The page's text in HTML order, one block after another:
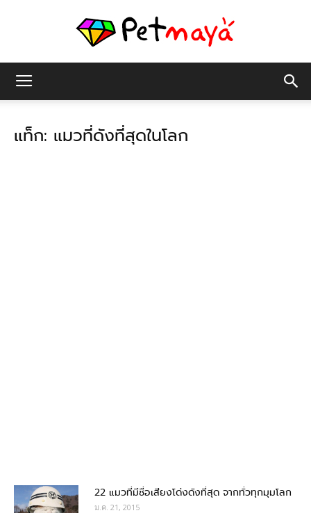
มายา
แท็ก: แมวที่ดังที่สุดในโลก
22 แมวที่มีชื่อเสียงโด่งดังที่สุด จากทั่วทุกมุมโลก
ม.ค. 21, 2015